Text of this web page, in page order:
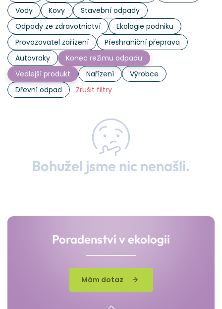
Vody
Kovy
Stavební odpady
Odpady ze zdravotnictví
Ekologie podniku
Provozovatel zařízení
Přeshraniční přeprava
Autovraky
Konec režimu odpadu
Vedlejší produkt
Nařízení
Výrobce
Dřevní odpad
Zrušit filtry
Bohužel jsme nic nenašli.
Poradenství v ekologii
Mám dotaz